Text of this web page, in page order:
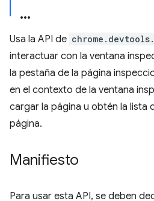
Usa la API de
interactuar con la ventana
la pestaña de la página
en el contexto de la ventana
cargar la página u obtén la lista
página.
Manifiesto
Para usar esta API, se deben